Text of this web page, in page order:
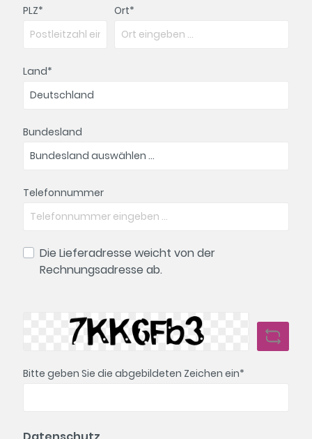
PLZ* Ort*
Land*
Bundesland
Telefonnummer
Die Lieferadresse weicht von der
Rechnungsadresse ab.
Bitte geben Sie die abgebildeten Zeichen ein*